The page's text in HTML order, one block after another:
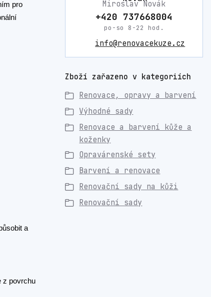
pro
a
z povrchu
Miroslav Novák
+420 737668004
po-so 8-22 hod.
info@renovacekuze.cz
Zboží zařazeno v kategoriích
Renovace, opravy a barvení
Výhodné sady
Renovace a barvení kůže a
koženky
Opravárenské sety
Barvení a renovace
Renovační sady na kůži
Renovační sady